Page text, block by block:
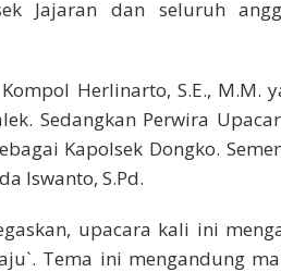
Jajaran dan seluruh
Herlinarto, S.E., M.M.
Sedangkan Perwira
Kapolsek Dongko.
Iswanto, S.Pd.
upacara kali ini
Tema ini mengandung